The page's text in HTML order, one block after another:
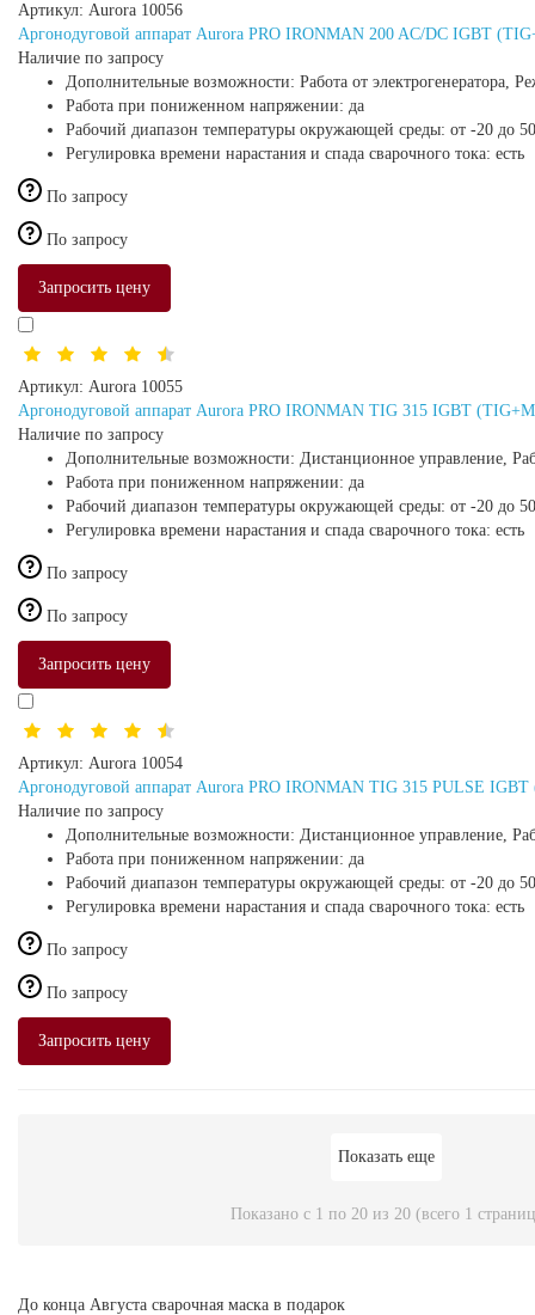
Артикул: Aurora 10056
Аргонодуговой аппарат Aurora PRO IRONMAN 200 AC/DC IGBT
Наличие по запросу
Дополнительные возможности: Работа от электрогенератора,
Работа при пониженном напряжении: да
Рабочий диапазон температуры окружающей среды: от -20 до
Регулировка времени нарастания и спада сварочного тока: есть
По запросу
По запросу
Запросить цену
Артикул: Aurora 10055
Аргонодуговой аппарат Aurora PRO IRONMAN TIG 315 IGBT
Наличие по запросу
Дополнительные возможности: Дистанционное управление,
Работа при пониженном напряжении: да
Рабочий диапазон температуры окружающей среды: от -20 до
Регулировка времени нарастания и спада сварочного тока: есть
По запросу
По запросу
Запросить цену
Артикул: Aurora 10054
Аргонодуговой аппарат Aurora PRO IRONMAN TIG 315 PULSE
Наличие по запросу
Дополнительные возможности: Дистанционное управление,
Работа при пониженном напряжении: да
Рабочий диапазон температуры окружающей среды: от -20 до
Регулировка времени нарастания и спада сварочного тока: есть
По запросу
По запросу
Запросить цену
Показать еще
Показано с 1 по 20 из 20 (всего 1
До конца Августа сварочная маска в подарок